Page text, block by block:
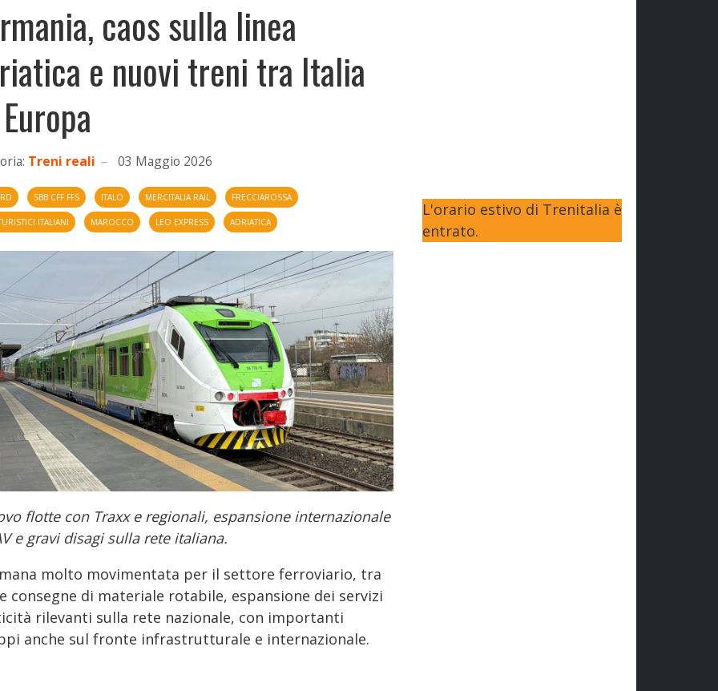
caos sulla linea
e nuovi treni tra Italia
Treni reali 03 Maggio 2026
SBB CFF FFS ITALO MERCITALIA RAIL FRECCIAROSSA
ITALIANI MAROCCO LEO EXPRESS ADRIATICA
flotte con Traxx e regionali, espansione internazionale
e gravi disagi sulla rete italiana.
molto movimentata per il settore ferroviario, tra
consegne di materiale rotabile, espansione dei servizi
rilevanti sulla rete nazionale, con importanti
anche sul fronte infrastrutturale e internazionale.
L'orario estivo di Trenitalia è
entrato.